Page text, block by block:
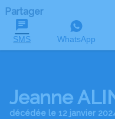
Partager
SMS WhatsApp
Jeanne
décédée le 12 janvier